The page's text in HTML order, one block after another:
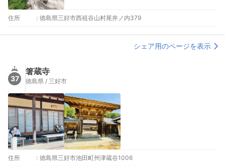
住所 : 徳島県三好市西祖谷山村尾井ノ内379
シェア用のページを表示
37
箸蔵寺
徳島県 / 三好市
住所 : 徳島県三好市池田町州津蔵谷1006